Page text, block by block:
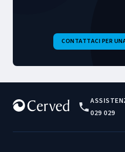
CONTATTACI PER
029 029